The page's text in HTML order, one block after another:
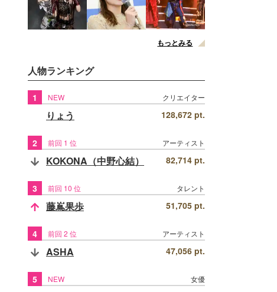
もっとみる
人物ランキング
1 NEW クリエイター
りょう 128,672 pt.
2 前回 1 位 アーティスト
KOKONA（中野心結） 82,714 pt.
3 前回 10 位 タレント
藤嶌果歩 51,705 pt.
4 前回 2 位 アーティスト
ASHA 47,056 pt.
5 NEW 女優